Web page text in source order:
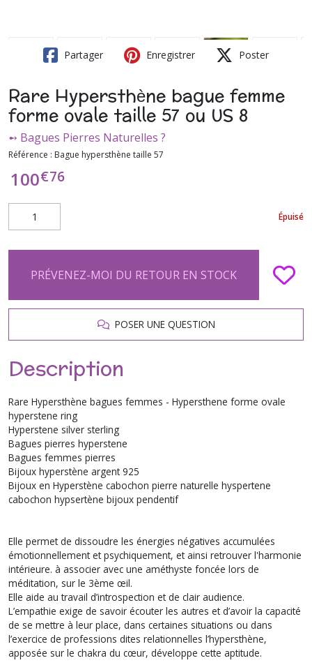
Partager Enregistrer Poster
Rare Hypersthène bague femme
forme ovale taille 57 ou US 8
➻ Bagues Pierres Naturelles ?
Référence : Bague hypersthène taille 57
100€76
Épuisé
PRÉVENEZ-MOI DU RETOUR EN STOCK
POSER UNE QUESTION
Description
Rare Hypersthène bagues femmes - Hypersthene forme ovale
hyperstene ring
Hyperstene silver sterling
Bagues pierres hyperstene
Bagues femmes pierres
Bijoux hyperstène argent 925
Bijoux en Hyperstène cabochon pierre naturelle hyspertene
cabochon hypsertène bijoux pendentif
Elle permet de dissoudre les énergies négatives accumulées
émotionnellement et psychiquement, et ainsi retrouver l'harmonie
intérieure. à associer avec une améthyste foncée lors de
méditation, sur le 3ème œil.
Elle aide au travail d’introspection et de clair audience.
L’empathie exige de savoir écouter les autres et d’avoir la capacité
de se mettre à leur place, dans certaines situations ou dans
l’exercice de professions dites relationnelles l’hypersthène,
apposée sur le chakra du cœur, développe cette aptitude.